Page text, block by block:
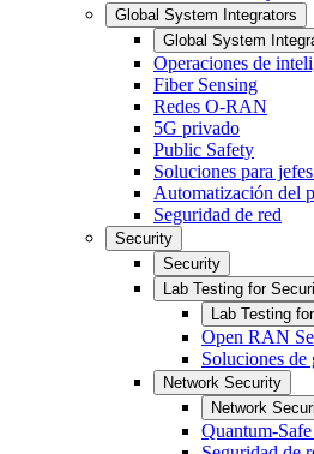
Global System Integrators
Global System
Operaciones de
Fiber Sensing
Redes O-RAN
5G privado
Public Safety
Soluciones para
Automatización del
Seguridad de red
Security
Security
Lab Testing for
Lab Testing
Open RAN
Soluciones
Network Security
Network
Quantum-